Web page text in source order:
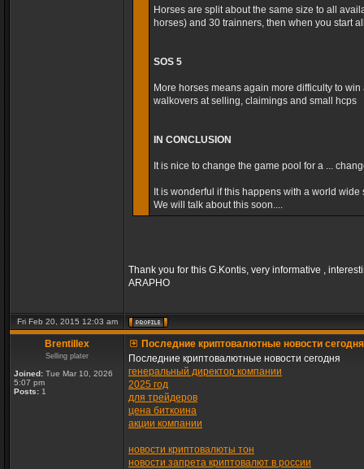
Horses are split about the same size to all
horses) and 30 trainners, then when you start
SOS 5
More horses means again more difficulty to
walkovers at selling, claimings and small hcps
IN CONCLUSION
It is nice to change the game pool for a ...
It is wonderful if this happens with a world
We will talk about this soon....
Thank you for this G.Kontis, very informative ,
ARAPHO
Fri Feb 20, 2015 12:03 am
Brentillex
Selling plater
Joined: Tue Mar 10, 2026
5:07 pm
Posts: 1
Последние криптовалютные новости сегодня
Последние криптовалютные новости сегодня
генеральный директор компании
2025 год
для трейдеров
цена биткоина
акции компании
новости криптовалюты тон
новости запрета криптовалют в россии